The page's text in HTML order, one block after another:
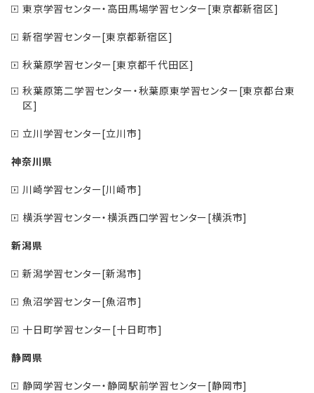
東京学習センター・高田馬場学習センター[東京都新宿区]
新宿学習センター[東京都新宿区]
秋葉原学習センター[東京都千代田区]
秋葉原第二学習センター・秋葉原東学習センター[東京都台東
区]
立川学習センター[立川市]
神奈川県
川崎学習センター[川崎市]
横浜学習センター・横浜西口学習センター[横浜市]
新潟県
新潟学習センター[新潟市]
魚沼学習センター[魚沼市]
十日町学習センター[十日町市]
静岡県
静岡学習センター・静岡駅前学習センター[静岡市]